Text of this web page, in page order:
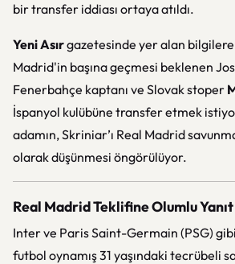
bir transfer iddiası ortaya atıldı.
Yeni Asırgazetesinde yer alan
Madrid'in başına geçmesi beklenen
Fenerbahçe kaptanı ve Slovak stoper
İspanyol kulübüne transfer etmek
adamın, Skriniar’ı Real Madrid
olarak düşünmesi öngörülüyor.
Real Madrid Teklifine Olumlu
Inter ve Paris Saint-Germain (PSG)
futbol oynamış 31 yaşındaki tecrübeli